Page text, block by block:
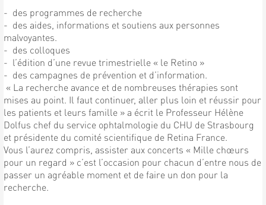
- des programmes de recherche
- des aides, informations et soutiens aux personnes
malvoyantes.
- des colloques
- l’édition d’une revue trimestrielle « le Retino »
- des campagnes de prévention et d’information.
« La recherche avance et de nombreuses thérapies sont
mises au point. Il faut continuer, aller plus loin et réussir pour
les patients et leurs famille » a écrit le Professeur Hélène
Dolfus chef du service ophtalmologie du CHU de Strasbourg
et présidente du comité scientifique de Retina France.
Vous l’aurez compris, assister aux concerts « Mille chœurs
pour un regard » c’est l’occasion pour chacun d’entre nous de
passer un agréable moment et de faire un don pour la
recherche.